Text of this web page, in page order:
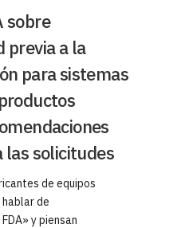
sobre
previa a la
para sistemas
las solicitudes
de equipos
de
y piensan